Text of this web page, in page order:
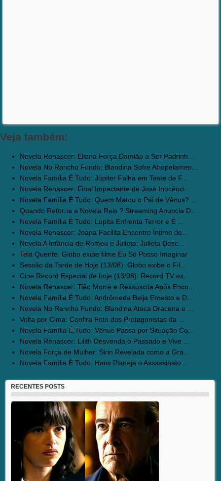
Veja também:
Novela Renascer: Eliana Força Damião a Ser Padrinh...
Novela No Rancho Fundo: Blandina Sofre Atropelamen...
Novela Família É Tudo: Júpiter Falha em Teste de F...
Novela Renascer: Final Impactante de José Inocênci...
Novela Família É Tudo: Quem Matou o Pai de Vênus? ...
Quando Retorna a Novela Reis ? Streaming Anuncia D...
Novela Família É Tudo: Lupita Enfrenta Terror e É ...
Novela Renascer: Joana Facilita Encontro Íntimo de...
Novela A Infância de Romeu e Julieta: Julieta Desc...
Tela Quente: Globo exibe filme Eu Só Posso Imaginar
Sessão da Tarde de Hoje (13/08): Globo exibe o Fil...
Cine Record Especial de hoje (13/08): Record TV ex...
Novela Renascer: Tião Morre e Ressuscita Após Enco...
Novela Família É Tudo: Andrômeda Beija Ernesto e D...
Novela No Rancho Fundo: Blandina Ataca Dracena e ...
Volta por Cima: Confira Foto dos Protagonistas da ...
Novela Família É Tudo: Vênus Passa por Situação Co...
Novela Renascer: Lilith Desvenda o Passado e Vive ...
Novela Força de Mulher: Sirin Revelada como a Gra...
Novela Família É Tudo: Hans Planeja o Assassinato ...
RECENTES POSTS